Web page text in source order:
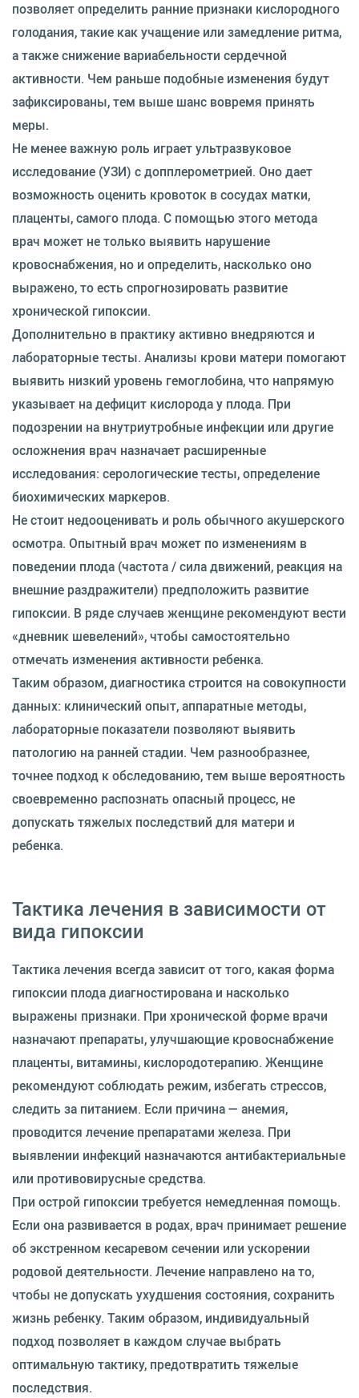
позволяет определить ранние признаки кислородного
голодания, такие как учащение или замедление ритма,
а также снижение вариабельности сердечной
активности. Чем раньше подобные изменения будут
зафиксированы, тем выше шанс вовремя принять
меры.
Не менее важную роль играет ультразвуковое
исследование (УЗИ) с допплерометрией. Оно дает
возможность оценить кровоток в сосудах матки,
плаценты, самого плода. С помощью этого метода
врач может не только выявить нарушение
кровоснабжения, но и определить, насколько оно
выражено, то есть спрогнозировать развитие
хронической гипоксии.
Дополнительно в практику активно внедряются и
лабораторные тесты. Анализы крови матери помогают
выявить низкий уровень гемоглобина, что напрямую
указывает на дефицит кислорода у плода. При
подозрении на внутриутробные инфекции или другие
осложнения врач назначает расширенные
исследования: серологические тесты, определение
биохимических маркеров.
Не стоит недооценивать и роль обычного акушерского
осмотра. Опытный врач может по изменениям в
поведении плода (частота / сила движений, реакция на
внешние раздражители) предположить развитие
гипоксии. В ряде случаев женщине рекомендуют вести
«дневник шевелений», чтобы самостоятельно
отмечать изменения активности ребенка.
Таким образом, диагностика строится на совокупности
данных: клинический опыт, аппаратные методы,
лабораторные показатели позволяют выявить
патологию на ранней стадии. Чем разнообразнее,
точнее подход к обследованию, тем выше вероятность
своевременно распознать опасный процесс, не
допускать тяжелых последствий для матери и
ребенка.
Тактика лечения в зависимости от
вида гипоксии
Тактика лечения всегда зависит от того, какая форма
гипоксии плода диагностирована и насколько
выражены признаки. При хронической форме врачи
назначают препараты, улучшающие кровоснабжение
плаценты, витамины, кислородотерапию. Женщине
рекомендуют соблюдать режим, избегать стрессов,
следить за питанием. Если причина — анемия,
проводится лечение препаратами железа. При
выявлении инфекций назначаются антибактериальные
или противовирусные средства.
При острой гипоксии требуется немедленная помощь.
Если она развивается в родах, врач принимает решение
об экстренном кесаревом сечении или ускорении
родовой деятельности. Лечение направлено на то,
чтобы не допускать ухудшения состояния, сохранить
жизнь ребенку. Таким образом, индивидуальный
подход позволяет в каждом случае выбрать
оптимальную тактику, предотвратить тяжелые
последствия.